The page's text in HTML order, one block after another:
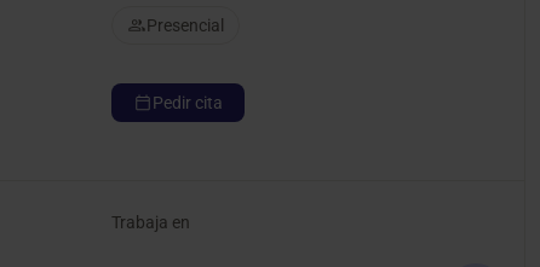
Presencial
Pedir cita
Trabaja en